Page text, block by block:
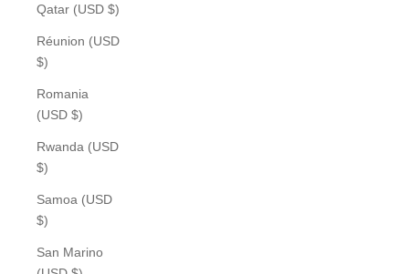
Qatar (USD $)
Réunion (USD
$)
Romania
(USD $)
Rwanda (USD
$)
Samoa (USD
$)
San Marino